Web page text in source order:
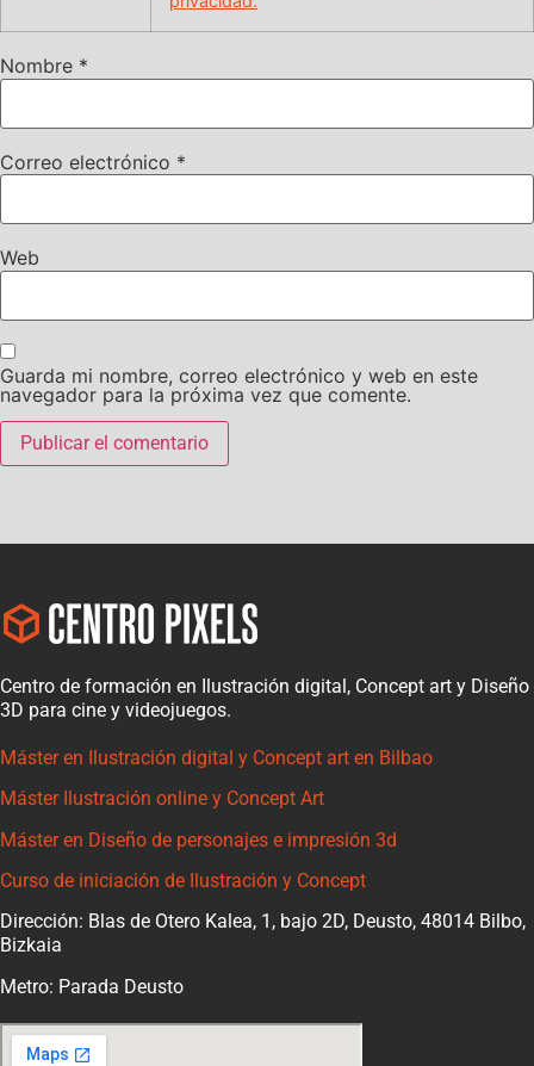
Nombre *
Correo electrónico *
Web
Guarda mi nombre, correo electrónico y web en este
navegador para la próxima vez que comente.
Centro de formación en Ilustración digital, Concept art y Diseño
3D para cine y videojuegos.
Máster en Ilustración digital y Concept art en Bilbao
Máster Ilustración online y Concept Art
Máster en Diseño de personajes e impresión 3d
Curso de iniciación de Ilustración y Concept
Dirección: Blas de Otero Kalea, 1, bajo 2D, Deusto, 48014 Bilbo,
Bizkaia
Metro: Parada Deusto